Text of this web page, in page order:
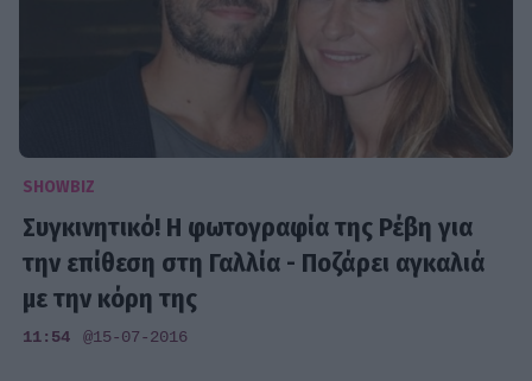
SHOWBIZ
Συγκινητικό! Η φωτογραφία της Ρέβη για
την επίθεση στη Γαλλία - Ποζάρει αγκαλιά
με την κόρη της
11:54 @15-07-2016